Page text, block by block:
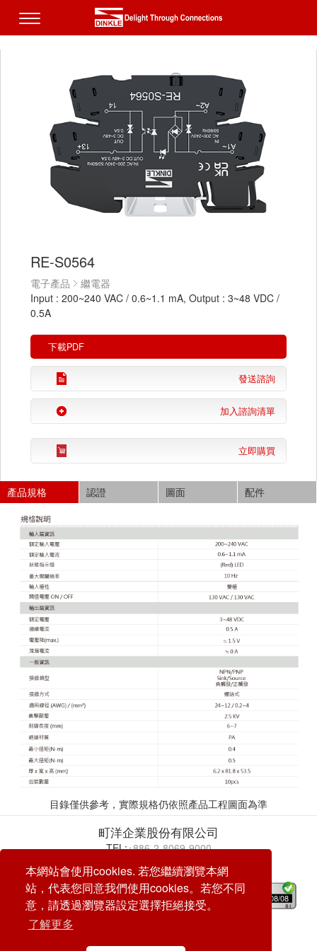
本網站會使用cookies. 若您繼續瀏覽本網
站，代表您同意我們使用cookies。若您不同
意，請透過瀏覽器設定選擇拒絕接受。
了解更多
RE-S0564
電子產品
繼電器
Input : 200~240 VAC / 0.6~1.1 mA, Output : 3~48 VDC /
0.5A
下載PDF
發送諮詢
加入諮詢清單
立即購買
產品規格 認證 圖面 配件
目錄僅供參考，實際規格仍依照產品工程圖面為準
町洋企業股份有限公司
TEL:+886-2-8069-9000
service@dinkle.com
26/08/08
© DINKLE ENTERPRISE. ALL RIGHTS RESERVED
DESIGN byCREATOP